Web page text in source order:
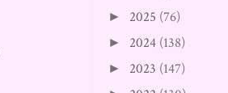
► 2025 (76)
► 2024 (138)
► 2023 (147)